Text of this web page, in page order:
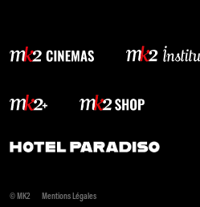
© MK2 Mentions Légales